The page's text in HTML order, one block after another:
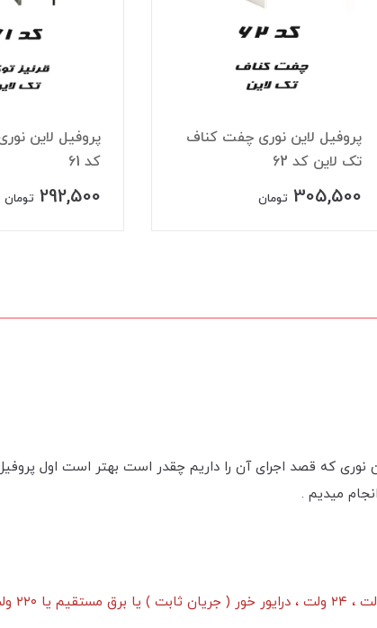
پروفیل لاین نوری چفت کناف
تک لاین کد 62
305,500 تومان
پروفیل لاین
کد 61
292,500 تومان
نوری که قصد اجرای آن را داریم چقدر است بهتر است اول
میدیم .